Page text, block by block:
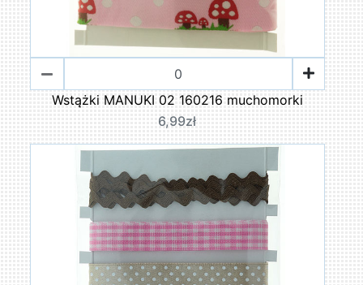
Wstążki MANUKI 02 160216 muchomorki
6,99zł